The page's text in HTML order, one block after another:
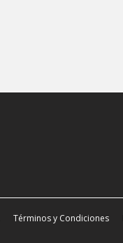
Términos y Condiciones